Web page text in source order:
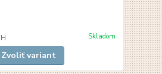
Skladom
Zvoliť variant